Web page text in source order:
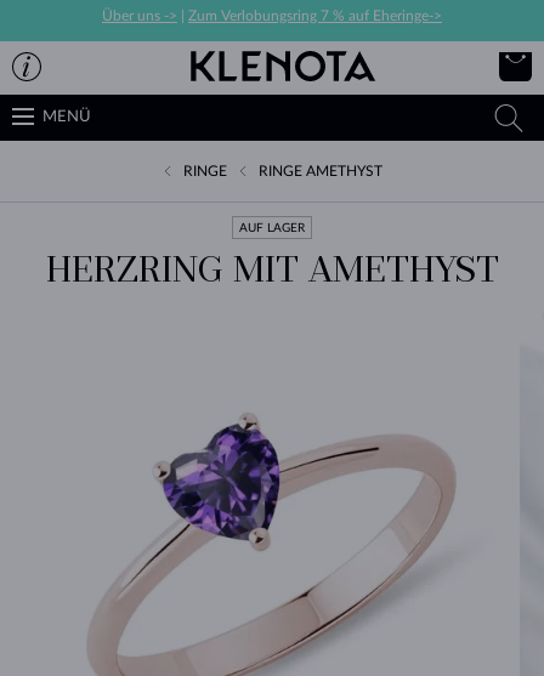
Über uns -> Zum Verlobungsring 7 % auf Eheringe->
MENÜ
RINGE RINGE AMETHYST
AUF LAGER
HERZRING MIT AMETHYST